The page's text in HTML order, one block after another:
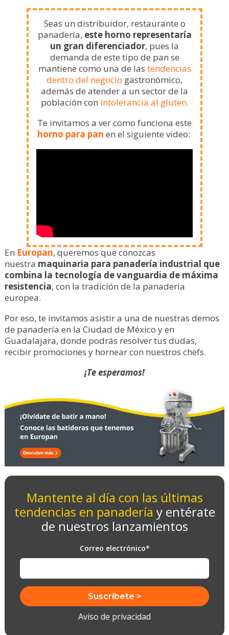
Seas un distribuidor, restaurante o
panadería, este horno representaría
un gran diferenciador, pues la
demanda de este tipo de pan se
mantiene como una de las tendencias
dentro del negocio gastronómico,
además de atender a un sector de la
población con intolerancia al gluten.
Te invitamos a ver como funciona este
horno para pan en el siguiente video:
En Europan, queremos que conozcas
nuestra maquinaria para panadería industrial que
combina la tecnología de vanguardia de máxima
resistencia, con la tradición de la panadería
europea.
Por eso, te invitamos asistir a una de nuestras demos
de panadería en la Ciudad de México y en
Guadalajara, donde podrás resolver tus dudas,
recibir promociones y hornear con nuestros chefs.
¡Te esperamos!
Mantente al día con las últimas
tendencias en panadería y entérate
de nuestros lanzamientos
Correo electrónico*
Aviso de privacidad